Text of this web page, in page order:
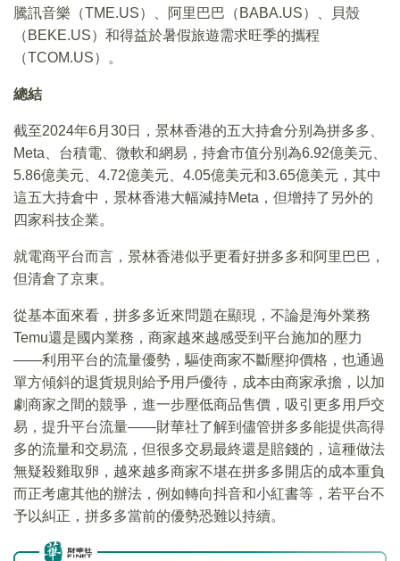
騰訊音樂（TME.US）、阿里巴巴（BABA.US）、貝殼
（BEKE.US）和得益於暑假旅遊需求旺季的攜程
（TCOM.US）。
總結
截至2024年6月30日，景林香港的五大持倉分别為拼多多、
Meta、台積電、微軟和網易，持倉市值分别為6.92億美元、
5.86億美元、4.72億美元、4.05億美元和3.65億美元，其中
這五大持倉中，景林香港大幅減持Meta，但增持了另外的
四家科技企業。
就電商平台而言，景林香港似乎更看好拼多多和阿里巴巴，
但清倉了京東。
從基本面來看，拼多多近來問題在顯現，不論是海外業務
Temu還是國内業務，商家越來越感受到平台施加的壓力
——利用平台的流量優勢，驅使商家不斷壓抑價格，也通過
單方傾斜的退貨規則給予用戶優待，成本由商家承擔，以加
劇商家之間的競爭，進一步壓低商品售價，吸引更多用戶交
易，提升平台流量——財華社了解到儘管拼多多能提供高得
多的流量和交易流，但很多交易最終還是賠錢的，這種做法
無疑殺雞取卵，越來越多商家不堪在拼多多開店的成本重負
而正考慮其他的辦法，例如轉向抖音和小紅書等，若平台不
予以糾正，拼多多當前的優勢恐難以持續。